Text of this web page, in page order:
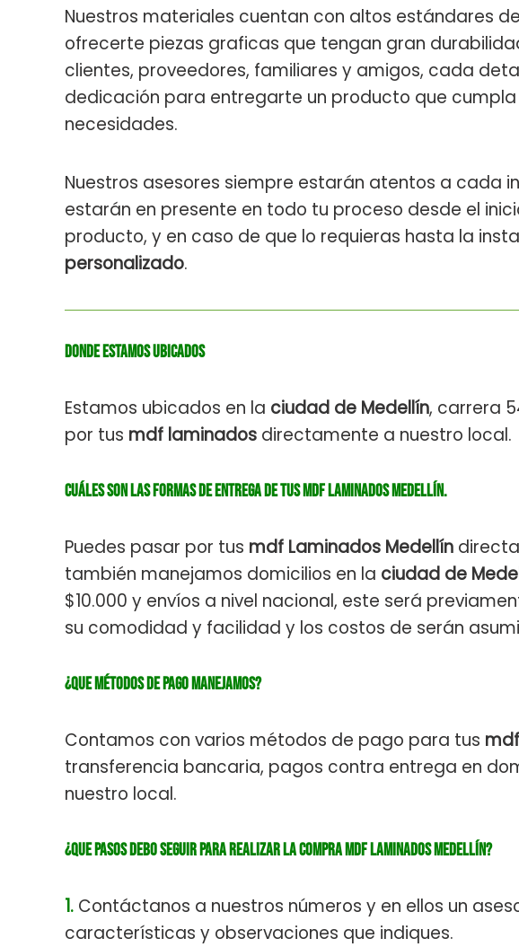
Nuestros materiales cuentan con altos estándares
ofrecerte piezas graficas que tengan gran
clientes, proveedores, familiares y amigos, cada
dedicación para entregarte un producto que
necesidades.
Nuestros asesores siempre estarán atentos a cada
estarán en presente en todo tu proceso desde el
producto, y en caso de que lo requieras hasta la
personalizado.
Donde estamos ubicados
Estamos ubicados en la ciudad de Medellín, carrera
por tus mdf laminados directamente a nuestro local.
Cuáles son las formas de entrega de tus mdf laminados medellín.
Puedes pasar por tus mdf Laminados Medellín
también manejamos domicilios en la ciudad de
$10.000 y envíos a nivel nacional, este será
su comodidad y facilidad y los costos de serán
¿Que métodos de pago manejamos?
Contamos con varios métodos de pago para tus
transferencia bancaria, pagos contra entrega en
nuestro local.
¿Que pasos debo seguir para realizar la compra mdf laminados Medellín?
1. Contáctanos a nuestros números y en ellos un
características y observaciones que indiques.